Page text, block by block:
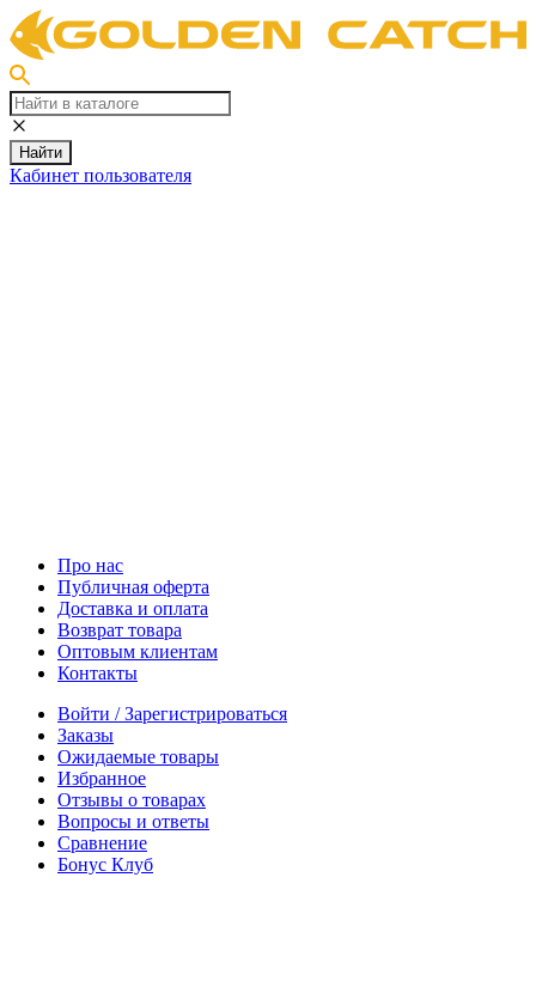
Найти
Кабинет пользователя
Про нас
Публичная оферта
Доставка и оплата
Возврат товара
Оптовым клиентам
Контакты
Войти / Зарегистрироваться
Заказы
Ожидаемые товары
Избранное
Отзывы о товарах
Вопросы и ответы
Сравнение
Бонус Клуб